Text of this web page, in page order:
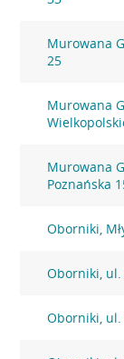
Murowana
25
Murowana
Murowana
Poznańska
Oborniki,
Oborniki, ul.
Oborniki, ul.